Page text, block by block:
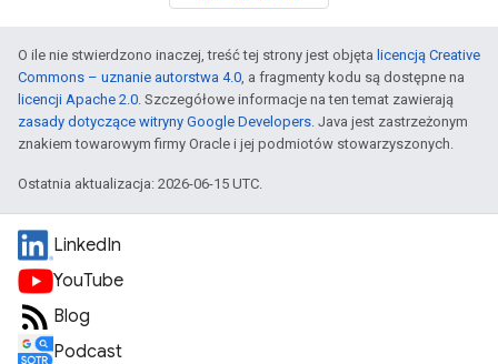
O ile nie stwierdzono inaczej, treść tej strony jest objęta licencją Creative
Commons – uznanie autorstwa 4.0, a fragmenty kodu są dostępne na
licencji Apache 2.0. Szczegółowe informacje na ten temat zawierają
zasady dotyczące witryny Google Developers. Java jest zastrzeżonym
znakiem towarowym firmy Oracle i jej podmiotów stowarzyszonych.
Ostatnia aktualizacja: 2026-06-15 UTC.
LinkedIn
YouTube
Blog
Podcast